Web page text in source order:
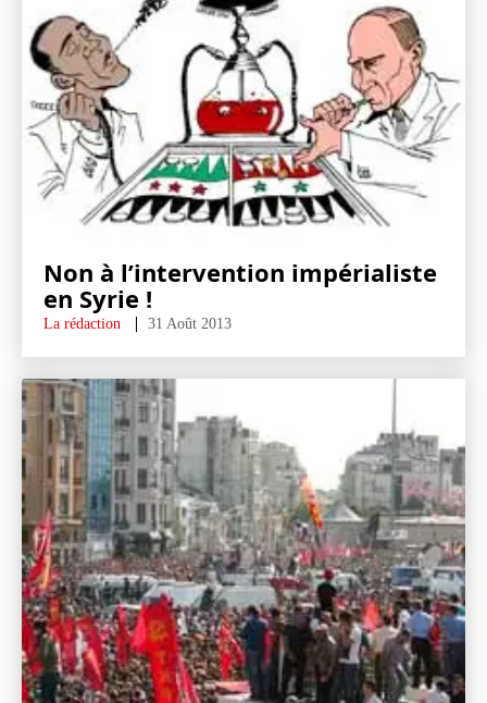
Non à l’intervention impérialiste
en Syrie !
La rédaction 31 Août 2013